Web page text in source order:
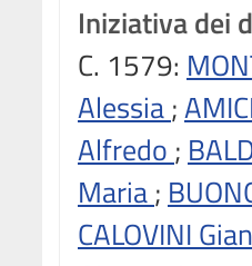
Iniziativa dei
C. 1579:
Alessia;
Alfredo ;
Maria;
CALOVINI